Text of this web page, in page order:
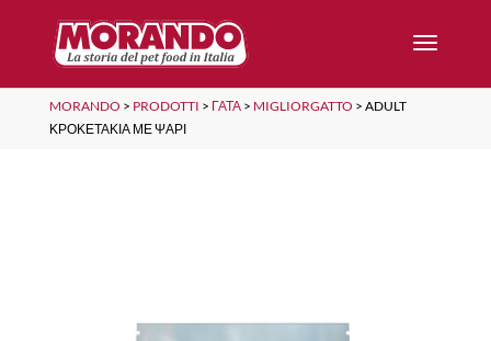
MORANDO > PRODOTTI > ΓΆΤΑ> MIGLIORGATTO > ADULT
ΚΡΟΚΕΤΑΚΙΑ ΜΕ ΨΑΡΙ